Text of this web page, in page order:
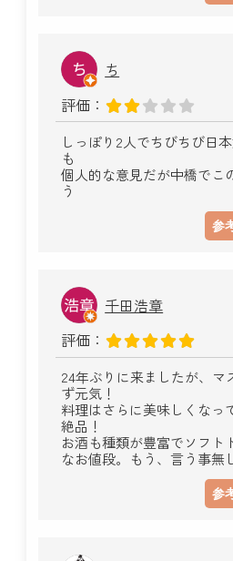
ち
評価：
しっぽり2人でちびちび日
も
個人的な意見だが中橋でこ
う
参
千田浩章
評価：
24年ぶりに来ましたが、マ
ず元気！
料理はさらに美味しくなっ
絶品！
お酒も種類が豊富でソフト
なお値段。もう、言う事無
参